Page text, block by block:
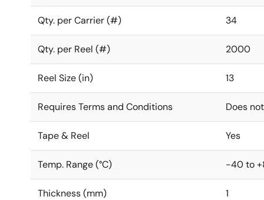
Qty. per Carrier (#) 34
Qty. per Reel (#) 2000
Reel Size (in) 13
Requires Terms and Conditions Does
Tape & Reel Yes
Temp. Range (°C) -40 to
Thickness (mm) 1